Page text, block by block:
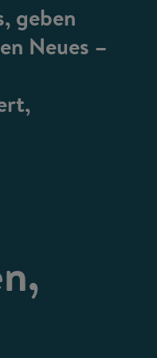
geben
Neues –